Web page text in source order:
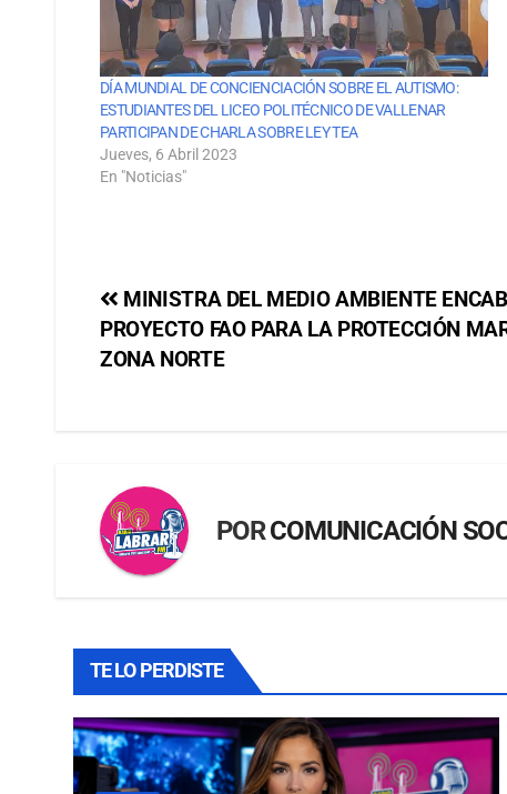
DÍA MUNDIAL DE CONCIENCIACIÓN SOBRE EL AUTISMO:
ESTUDIANTES DEL LICEO POLITÉCNICO DE VALLENAR
PARTICIPAN DE CHARLA SOBRE LEY TEA
Jueves, 6 Abril 2023
En "Noticias"
MINISTRA DEL MEDIO AMBIENTE
PROYECTO FAO PARA LA PROTECCIÓN
ZONA NORTE
PORCOMUNICACIÓN
TE LO PERDISTE